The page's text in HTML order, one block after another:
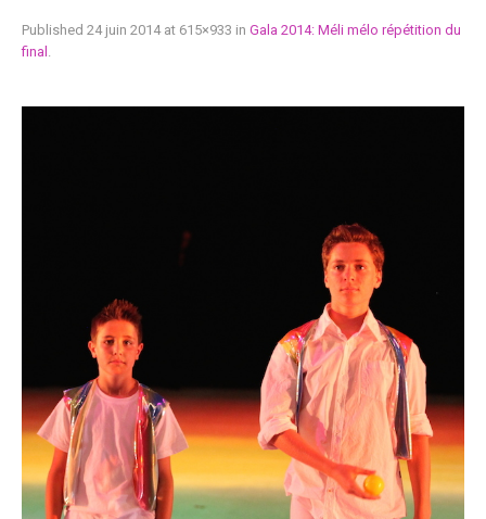
Published 24 juin 2014at 615×933 in Gala 2014: Méli mélo répétition du
final .